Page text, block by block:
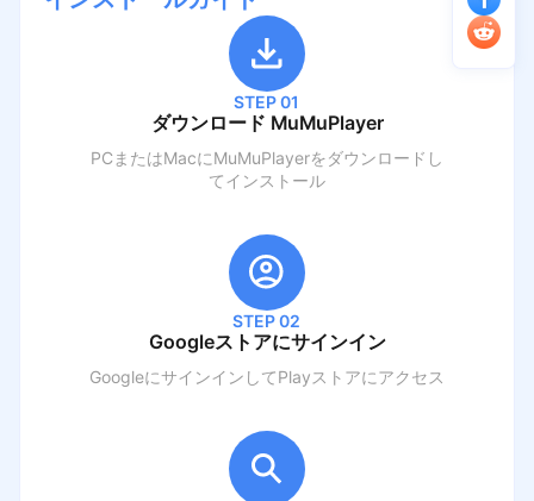
STEP 01
ダウンロード MuMuPlayer
PCまたはMacにMuMuPlayerをダウンロードし
てインストール
STEP 02
Googleストアにサインイン
GoogleにサインインしてPlayストアにアクセス